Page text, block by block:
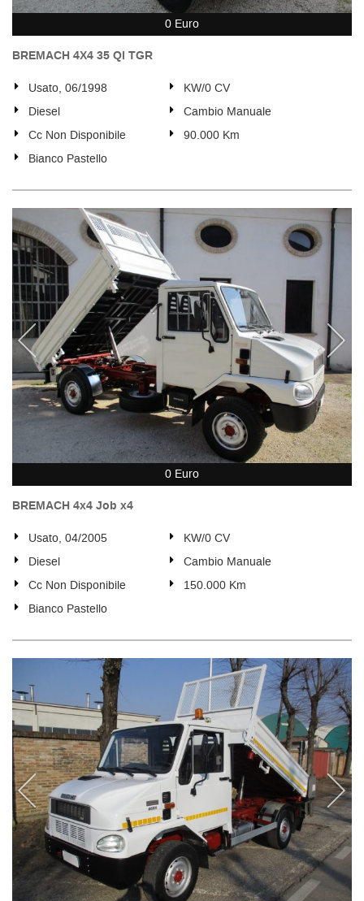
0 Euro
BREMACH 4X4 35 Ql TGR
Usato, 06/1998
KW/0 CV
Diesel
Cambio Manuale
Cc Non Disponibile
90.000 Km
Bianco Pastello
0 Euro
BREMACH 4x4 Job x4
Usato, 04/2005
KW/0 CV
Diesel
Cambio Manuale
Cc Non Disponibile
150.000 Km
Bianco Pastello